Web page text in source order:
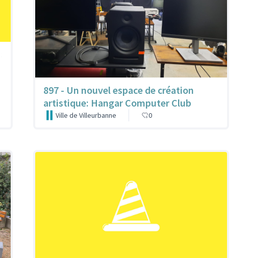
897 - Un nouvel espace de création
artistique: Hangar Computer Club
Ville de Villeurbanne 0